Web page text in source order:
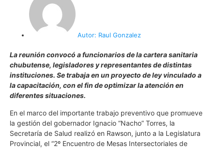
Autor: Raul Gonzalez
La reunión convocó a funcionarios de la cartera sanitaria
chubutense, legisladores y representantes de distintas
instituciones. Se trabaja en un proyecto de ley vinculado a
la capacitación, con el fin de optimizar la atención en
diferentes situaciones.
En el marco del importante trabajo preventivo que promueve
la gestión del gobernador Ignacio “Nacho” Torres, la
Secretaría de Salud realizó en Rawson, junto a la Legislatura
Provincial, el “2º Encuentro de Mesas Intersectoriales de